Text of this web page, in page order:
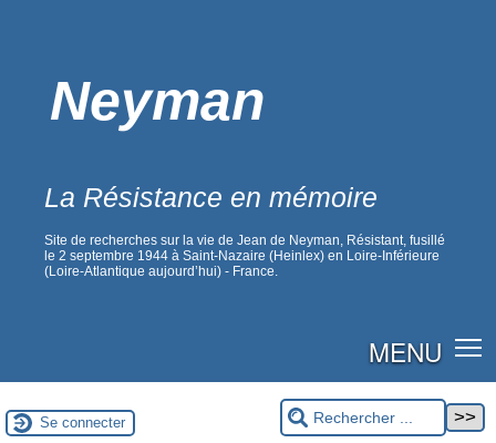
Neyman
La Résistance en mémoire
Site de recherches sur la vie de Jean de Neyman, Résistant, fusillé
le 2 septembre 1944 à Saint-Nazaire (Heinlex) en Loire-Inférieure
(Loire-Atlantique aujourd’hui) - France.
MENU
Se connecter